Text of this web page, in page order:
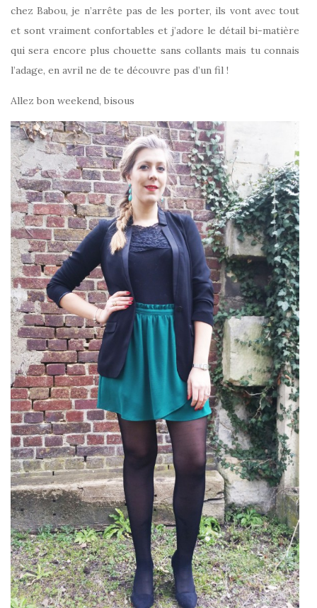
chez Babou, je n’arrête pas de les porter, ils vont avec tout
et sont vraiment confortables et j’adore le détail bi-matière
qui sera encore plus chouette sans collants mais tu connais
l’adage, en avril ne de te découvre pas d’un fil !
Allez bon weekend, bisous